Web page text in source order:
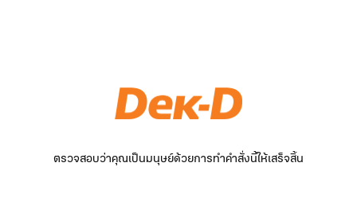
ตรวจสอบว่าคุณเป็นมนุษย์ด้วยการทำคำสั่งนี้ให้เสร็จสิ้น